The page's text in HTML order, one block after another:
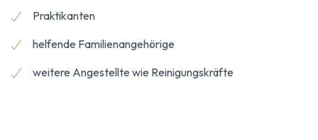
Praktikanten
helfende Familienangehörige
weitere Angestellte wie Reinigungskräfte